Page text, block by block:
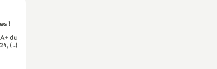
!
du
(…)